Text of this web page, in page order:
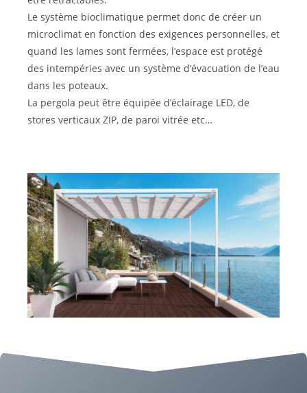
Le système bioclimatique permet donc de créer un
microclimat en fonction des exigences personnelles, et
quand les lames sont fermées, l’espace est protégé
des intempéries avec un système d’évacuation de l’eau
dans les poteaux.
La pergola peut être équipée d’éclairage LED, de
stores verticaux ZIP, de paroi vitrée etc…